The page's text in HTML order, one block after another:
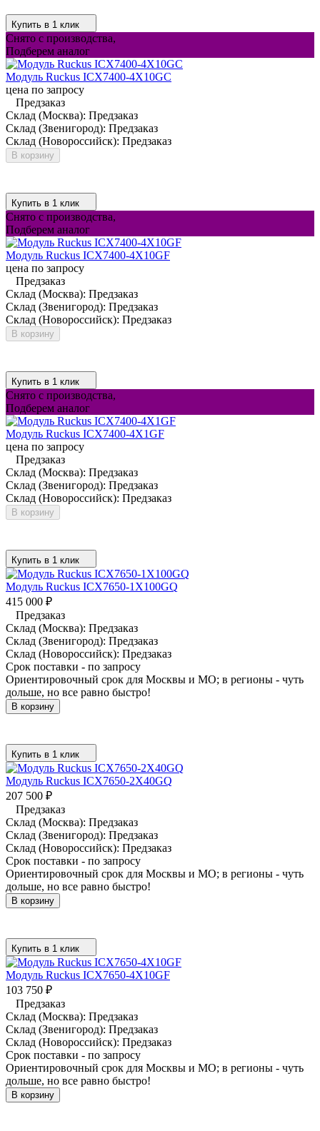
Купить в 1 клик
Снято с производства,
Подберем аналог
Модуль Ruckus ICX7400-4X10GC
цена по запросу
Предзаказ
Склад (Москва): Предзаказ
Склад (Звенигород): Предзаказ
Склад (Новороссийск): Предзаказ
В корзину
Купить в 1 клик
Снято с производства,
Подберем аналог
Модуль Ruckus ICX7400-4X10GF
цена по запросу
Предзаказ
Склад (Москва): Предзаказ
Склад (Звенигород): Предзаказ
Склад (Новороссийск): Предзаказ
В корзину
Купить в 1 клик
Снято с производства,
Подберем аналог
Модуль Ruckus ICX7400-4X1GF
цена по запросу
Предзаказ
Склад (Москва): Предзаказ
Склад (Звенигород): Предзаказ
Склад (Новороссийск): Предзаказ
В корзину
Купить в 1 клик
Модуль Ruckus ICX7650-1X100GQ
415 000 ₽
Предзаказ
Склад (Москва): Предзаказ
Склад (Звенигород): Предзаказ
Склад (Новороссийск): Предзаказ
Срок поставки - по запросу
Ориентировочный срок для Москвы и МО; в регионы - чуть
дольше, но все равно быстро!
В корзину
Купить в 1 клик
Модуль Ruckus ICX7650-2X40GQ
207 500 ₽
Предзаказ
Склад (Москва): Предзаказ
Склад (Звенигород): Предзаказ
Склад (Новороссийск): Предзаказ
Срок поставки - по запросу
Ориентировочный срок для Москвы и МО; в регионы - чуть
дольше, но все равно быстро!
В корзину
Купить в 1 клик
Модуль Ruckus ICX7650-4X10GF
103 750 ₽
Предзаказ
Склад (Москва): Предзаказ
Склад (Звенигород): Предзаказ
Склад (Новороссийск): Предзаказ
Срок поставки - по запросу
Ориентировочный срок для Москвы и МО; в регионы - чуть
дольше, но все равно быстро!
В корзину